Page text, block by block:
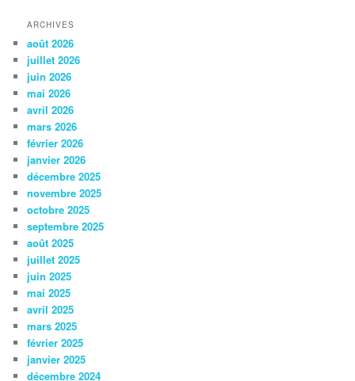
ARCHIVES
août 2026
juillet 2026
juin 2026
mai 2026
avril 2026
mars 2026
février 2026
janvier 2026
décembre 2025
novembre 2025
octobre 2025
septembre 2025
août 2025
juillet 2025
juin 2025
mai 2025
avril 2025
mars 2025
février 2025
janvier 2025
décembre 2024